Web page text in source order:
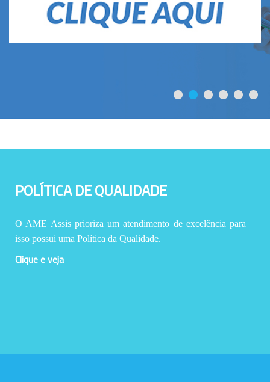
POLÍTICA DE QUALIDADE
O AME Assis prioriza um atendimento de excelência para
isso possui uma Política da Qualidade.
Clique e veja